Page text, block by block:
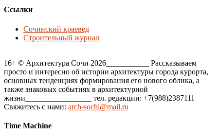
Ссылки
Сочинский краевед
Строительный журнал
16+ © Архитектура Сочи 2026___________ Рассказываем
просто и интересно об истории архитектуры города курорта,
основных тенденциях формирования его нового облика, а
также знаковых событиях в архитектурной
жизни_________________ тел. редакции: +7(988)2387111
Свяжитесь с нами: arch-sochi@mail.ru
Time Machine